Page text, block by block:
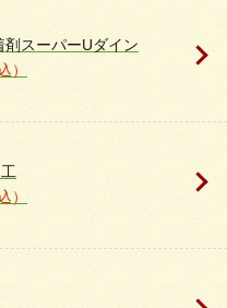
スーパーUダイン
）
）